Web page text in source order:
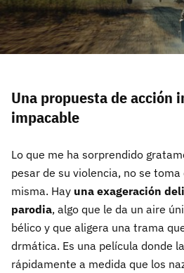
Una propuesta de acción
impacable
Lo que me ha sorprendido
pesar de su violencia, no se
misma. Hay una exageración
parodia, algo que le da un aire
bélico y que aligera una trama
drmática. Es una película donde
rápidamente a medida que los